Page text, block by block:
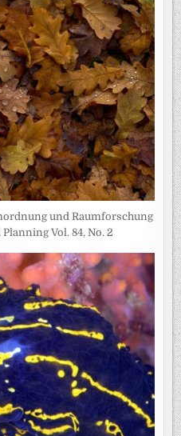
und Raumforschung
Vol. 84, No. 2